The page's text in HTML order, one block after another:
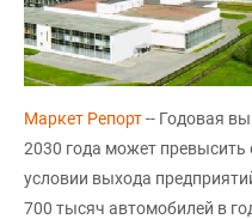
Маркет Репорт-- Годовая
2030 года может превысить
условии выхода
700 тысяч автомобилей в